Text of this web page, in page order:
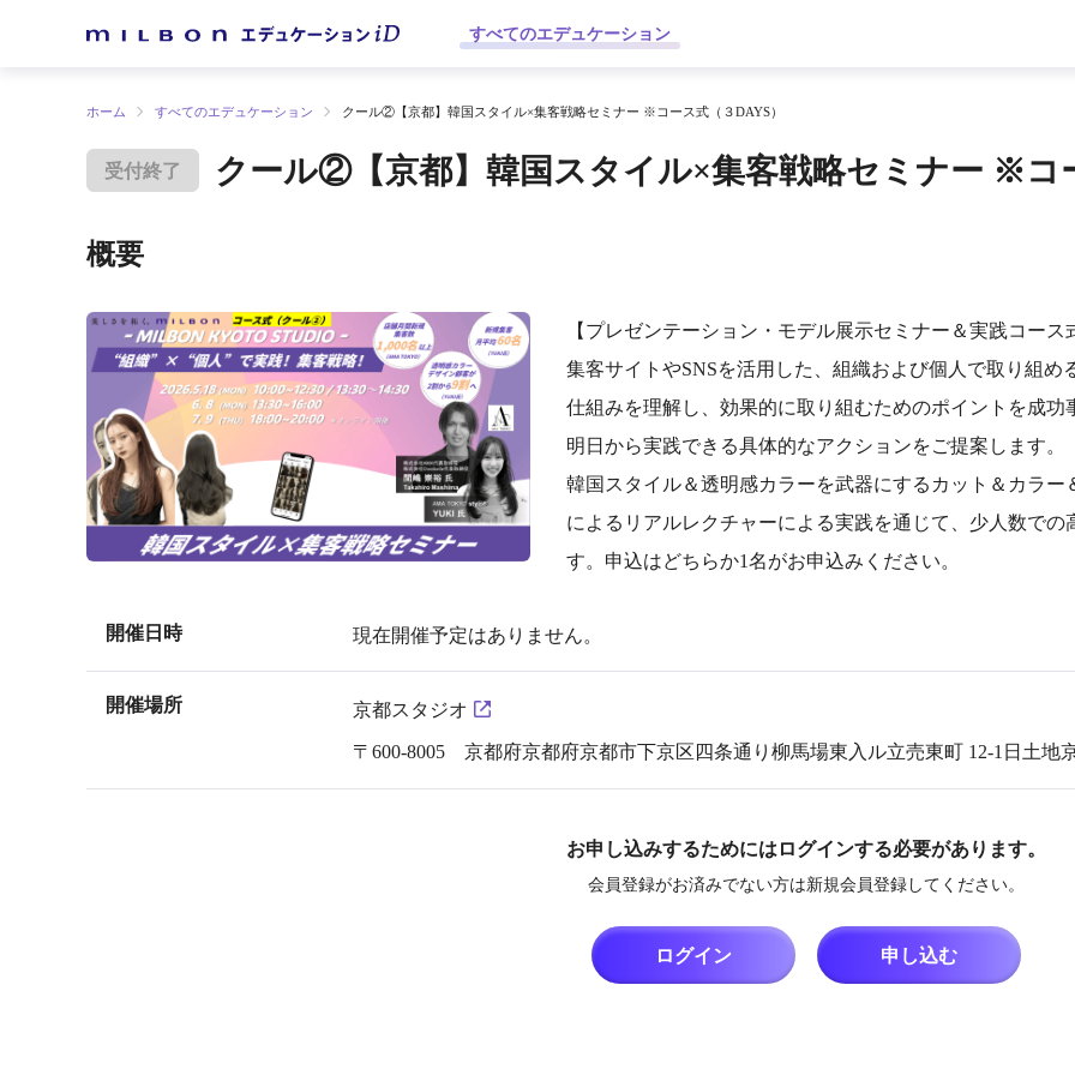
すべてのエデュケーション
ホーム すべてのエデュケーション クール②【京都】韓国スタイル×集客戦略セミナー ※コース式（３DAYS）
受付終了 クール②【京都】韓国スタイル×集客戦略セミナー ※コ
概要
【プレゼンテーション・モデル展示セミナー＆実践コース
集客サイトやSNSを活用した、組織および個人で取り組め
仕組みを理解し、効果的に取り組むためのポイントを成功
明日から実践できる具体的なアクションをご提案します。
韓国スタイル＆透明感カラーを武器にするカット＆カラ
によるリアルレクチャーによる実践を通じて、少人数で
す。申込はどちらか1名がお申込みください。
開催日時 現在開催予定はありません。
開催場所 京都スタジオ
〒600-8005 京都府京都府京都市下京区四条通り柳馬場東入ル立売東町 12-1日土地
お申し込みするためにはログインする必要があります。
会員登録がお済みでない方は新規会員登録してください。
ログイン 申し込む